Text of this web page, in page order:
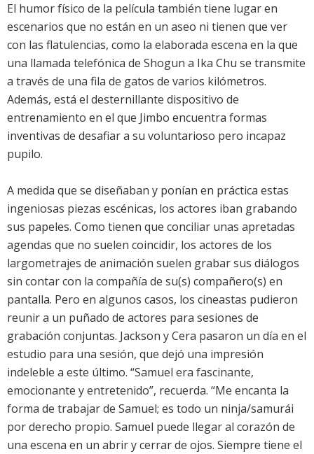
El humor físico de la película también tiene lugar en
escenarios que no están en un aseo ni tienen que ver
con las flatulencias, como la elaborada escena en la que
una llamada telefónica de Shogun a Ika Chu se transmite
a través de una fila de gatos de varios kilómetros.
Además, está el desternillante dispositivo de
entrenamiento en el que Jimbo encuentra formas
inventivas de desafiar a su voluntarioso pero incapaz
pupilo.
A medida que se diseñaban y ponían en práctica estas
ingeniosas piezas escénicas, los actores iban grabando
sus papeles. Como tienen que conciliar unas apretadas
agendas que no suelen coincidir, los actores de los
largometrajes de animación suelen grabar sus diálogos
sin contar con la compañía de su(s) compañero(s) en
pantalla. Pero en algunos casos, los cineastas pudieron
reunir a un puñado de actores para sesiones de
grabación conjuntas. Jackson y Cera pasaron un día en el
estudio para una sesión, que dejó una impresión
indeleble a este último. “Samuel era fascinante,
emocionante y entretenido”, recuerda. “Me encanta la
forma de trabajar de Samuel; es todo un ninja/samurái
por derecho propio. Samuel puede llegar al corazón de
una escena en un abrir y cerrar de ojos. Siempre tiene el